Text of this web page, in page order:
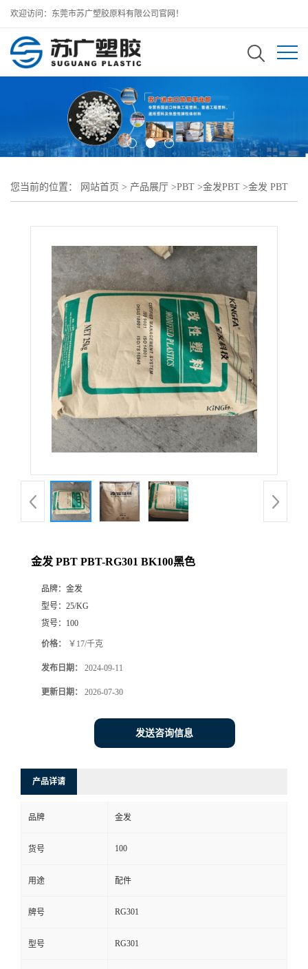
欢迎访问：东莞市苏广塑胶原料有限公司官网！
您当前的位置： 网站首页 > 产品展厅 >PBT >金发PBT >金发 PBT
金发 PBT PBT-RG301 BK100黑色
品牌： 金发
型号： 25/KG
货号： 100
价格： ￥17/千克
发布日期： 2024-09-11
更新日期： 2026-07-30
发送咨询信息
产品详请
品牌 金发
货号 100
用途 配件
牌号 RG301
型号 RG301